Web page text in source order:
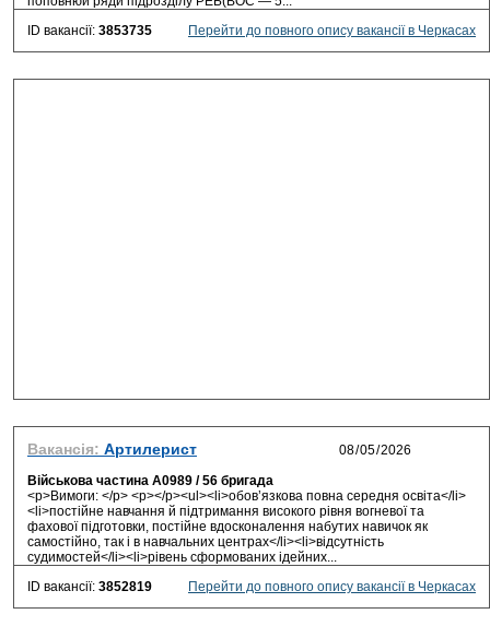
ID вакансії: 3853735 Перейти до повного опису вакансії в Черкасах
Вакансія: Артилерист
Військова частина А0989 / 56 бригада
<p>Вимоги: </p> <p></p><ul><li>обов’язкова повна середня освіта</li>
<li>постійне навчання й підтримання високого рівня вогневої та
фахової підготовки, постійне вдосконалення набутих навичок як
самостійно, так і в навчальних центрах</li><li>відсутність
судимостей</li><li>рівень сформованих ідейних...
ID вакансії: 3852819 Перейти до повного опису вакансії в Черкасах